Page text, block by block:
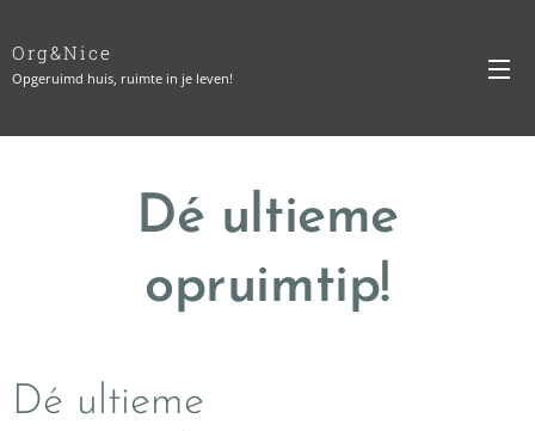
Org&Nice
Opgeruimd huis, ruimte in je leven!
Dé ultieme
opruimtip!
Dé ultieme